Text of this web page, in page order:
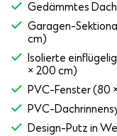
Gedämmtes
Garagen-
cm)
Isolierte
× 200 cm)
PVC-Fenster (80
PVC-
Design-Putz in